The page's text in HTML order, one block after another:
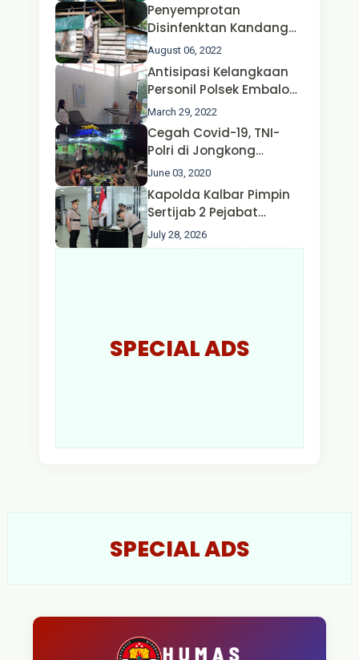
Penyemprotan
Disinfenktan Kandang
Ternak Kambing warga
Oleh Satgas Ops Aman
Nusa II Polda Kalbar*
August 06, 2022
Antisipasi Kelangkaan
Personil Polsek Embaloh
Hulu Gencar Lakukan
Pengecekan Oksigen
March 29, 2022
Cegah Covid-19, TNI-
Polri di Jongkong
Himbau Masyarakat
Jangan Kumpul Hinga
Larut Malam.
June 03, 2020
Kapolda Kalbar Pimpin
Sertijab 2 Pejabat
Utama dan 7 Kapolres,
AKBP Wisnu Perdana
July 28, 2026
SPECIAL ADS
SPECIAL ADS